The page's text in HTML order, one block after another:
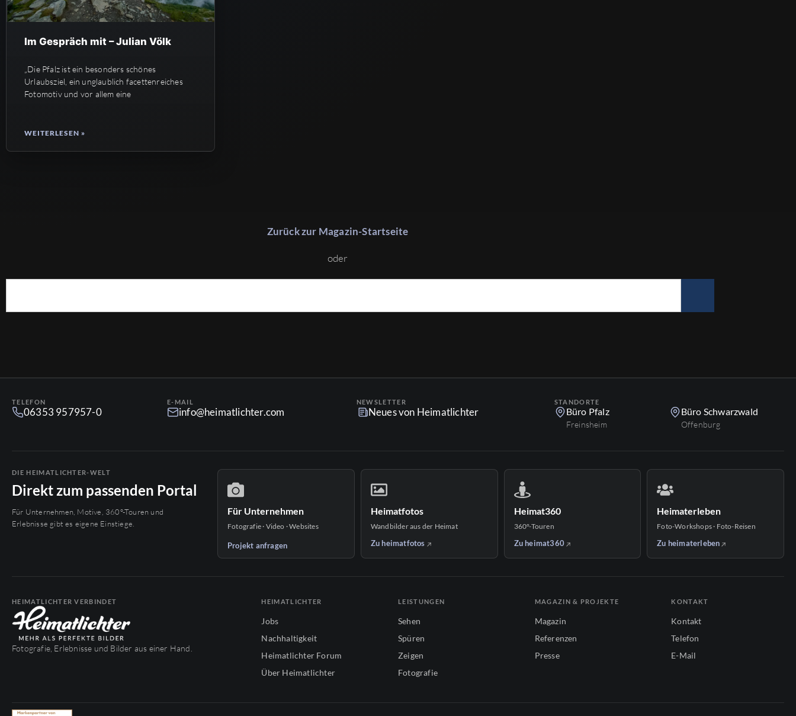
Im Gespräch mit – Julian Völk
„Die Pfalz ist ein besonders schönes
Urlaubsziel, ein unglaublich facettenreiches
Fotomotiv und vor allem eine
WEITERLESEN »
Zurück zur Magazin-Startseite
oder
TELEFON
06353 957957-0
E-MAIL
info@heimatlichter.com
NEWSLETTER
Neues von Heimatlichter
STANDORTE
Büro Pfalz
Freinsheim
Büro Schwarzwald
Offenburg
DIE HEIMATLICHTER-WELT
Direkt zum passenden Portal
Für Unternehmen, Motive, 360°-Touren und
Erlebnisse gibt es eigene Einstiege.
Für Unternehmen
Fotografie · Video · Websites
Projekt anfragen
Heimatfotos
Wandbilder aus der Heimat
Zu heimatfotos
Heimat360
360°-Touren
Zu heimat360
Heimaterleben
Foto-Workshops · Foto-Reisen
Zu heimaterleben
HEIMATLICHTER VERBINDET
Fotografie, Erlebnisse und Bilder aus einer Hand.
HEIMATLICHTER
Jobs
Nachhaltigkeit
Heimatlichter Forum
Über Heimatlichter
LEISTUNGEN
Sehen
Spüren
Zeigen
Fotografie
MAGAZIN & PROJEKTE
Magazin
Referenzen
Presse
KONTAKT
Kontakt
Telefon
E-Mail